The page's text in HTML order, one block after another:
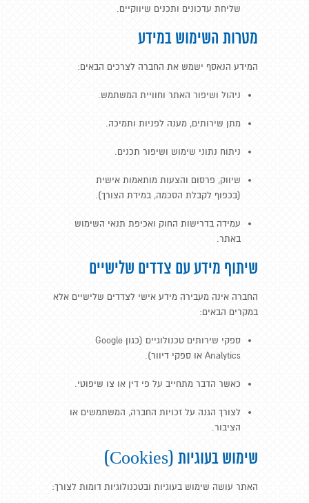
שליחת עדכונים ותכנים שיווקיים.
מטרות השימוש במידע
המידע הנאסף ישמש את החברה לצרכים הבאים:
ניהול ושיפור האתר וחוויית המשתמש.
מתן שירותים, מענה לפניות ותמיכה.
ניתוח נתוני שימוש ושיפור תכנים.
שיווק, פרסום והצעות מותאמות אישית
(בכפוף לקבלת הסכמה, במידת הצורך).
עמידה בדרישות החוק ואכיפת תנאי השימוש
באתר.
שיתוף מידע עם צדדים שלישיים
החברה אינה מעבירה מידע אישי לצדדים שלישיים אלא
במקרים הבאים:
ספקי שירותים טכנולוגיים (כגון Google
Analytics או ספקי דיוור).
כאשר הדבר מתחייב על פי דין או צו שיפוטי.
לצורך הגנה על זכויות החברה, המשתמשים או
הציבור.
שימוש בעוגיות (Cookies)
האתר עושה שימוש בעוגיות ובטכנולוגיות דומות לצורך: